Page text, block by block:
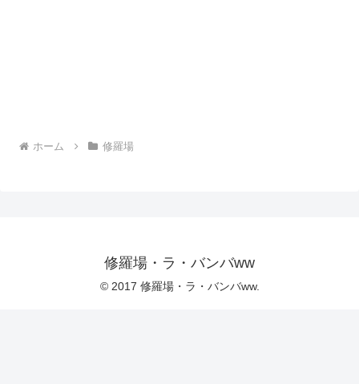
ホーム 修羅場
修羅場・ラ・バンバww
© 2017 修羅場・ラ・バンバww.